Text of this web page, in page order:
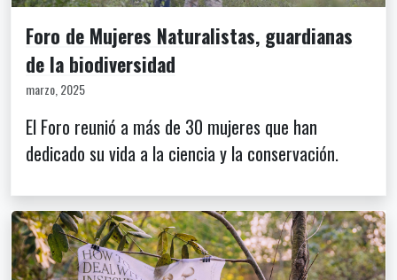
Foro de Mujeres Naturalistas, guardianas
de la biodiversidad
marzo, 2025
El Foro reunió a más de 30 mujeres que han
dedicado su vida a la ciencia y la conservación.